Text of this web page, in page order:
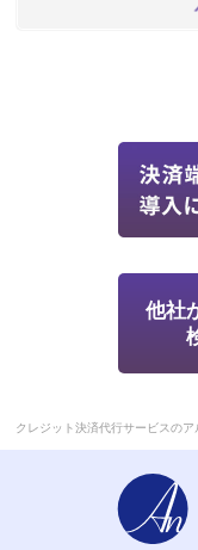
他社
クレジット決済代行サービスのア